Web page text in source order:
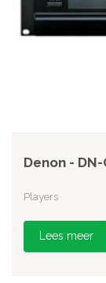
Denon -
Players
Lees meer